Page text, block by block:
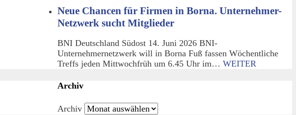
Neue Chancen für Firmen in Borna. Unternehmer-
Netzwerk sucht Mitglieder
BNI Deutschland Südost 14. Juni 2026 BNI-
Unternehmernetzwerk will in Borna Fuß fassen Wöchentliche
Treffs jeden Mittwochfrüh um 6.45 Uhr im… WEITER
Archiv
Archiv